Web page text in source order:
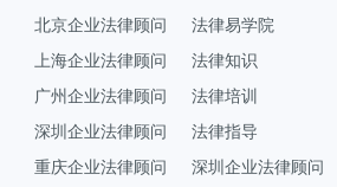
北京企业法律顾问
上海企业法律顾问
广州企业法律顾问
深圳企业法律顾问
重庆企业法律顾问
法律易学院
法律知识
法律培训
法律指导
深圳企业法律顾问